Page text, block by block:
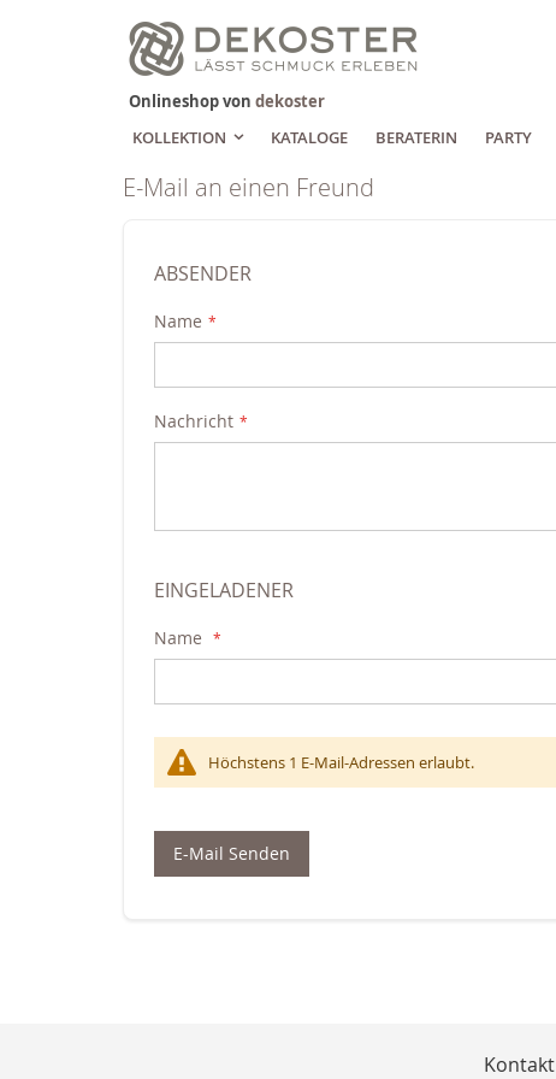
Zum
Inhalt
springen
Onlineshop von dekoster
KOLLEKTION
KATALOGE BERATERIN PARTY
E-Mail an einen Freund
ABSENDER
Name
Nachricht
EINGELADENER
Name
Höchstens 1 E-Mail-Adressen erlaubt.
E-Mail Senden
Kontakt